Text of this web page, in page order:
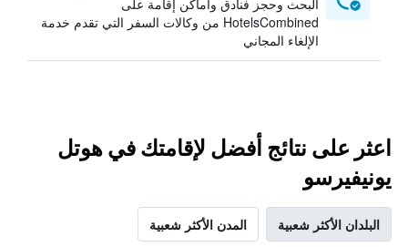
البحث وحجز فنادق وأماكن إقامة على
HotelsCombined من وكالات السفر التي تقدم خدمة
الإلغاء المجاني
اعثر على نتائج أفضل لإقامتك في هوتل
يونيفيرسو
البلدان الأكثر شعبية المدن الأكثر شعبية